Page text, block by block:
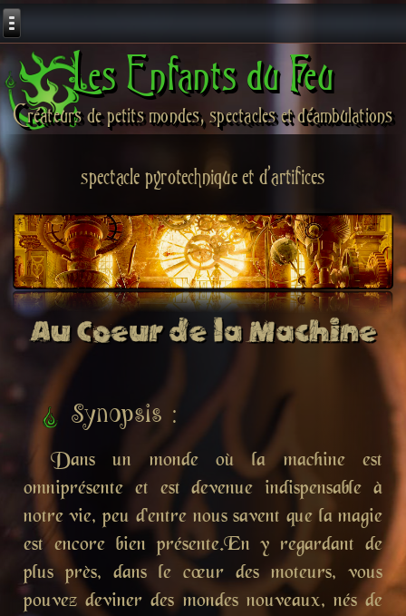
Les Enfants du Feu
Créateurs de petits mondes, spectacles et déambulations
spectacle pyrotechnique et d'artifices
Synopsis :
Dans un monde où la machine est
omniprésente et est devenue indispensable à
notre vie, peu d'entre nous savent que la magie
est encore bien présente.En y regardant de
plus près, dans le cœur des moteurs, vous
pouvez deviner des mondes nouveaux, nés de